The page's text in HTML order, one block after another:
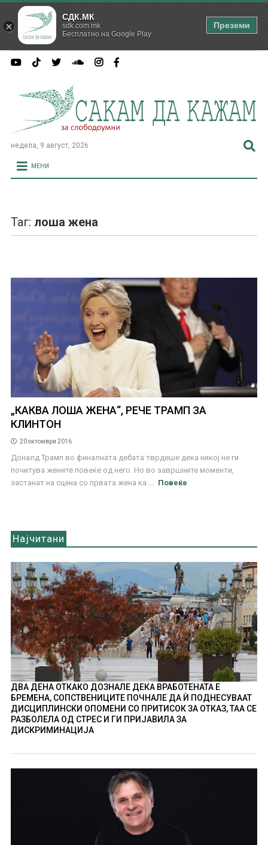
недела, 9 август, 2026
МЕНИ
Таг: лоша жена
„КАКВА ЛОША ЖЕНА“, РЕЧЕ ТРАМП ЗА
КЛИНТОН
20 октомври 2016
Доналд Трамп во финалната дебата тврдеше дека никој не ги
почитува жените повеќе од него. Но во завршните моменти,
застанат на сцена со првата жена ка ...
Повеќе
Најчитани
ДВА ДЕНА ОТКАКО ДОЗНАЛЕ ДЕКА ВРАБОТЕНАТА Е
БРЕМЕНА, СОПСТВЕНИЦИТЕ ПОЧНАЛЕ ДА Ѝ ПОДНЕСУВААТ
ДИСЦИПЛИНСКИ ОПОМЕНИ СО ПРИТИСОК ЗА ОТКАЗ, ТАА СЕ
РАЗБОЛЕЛА ОД СТРЕС И ГИ ПРИЈАВИЛА ЗА
ДИСКРИМИНАЦИЈА
СДК.МК
sdk.com.mk
Бесплатно на Google Play
Преземи